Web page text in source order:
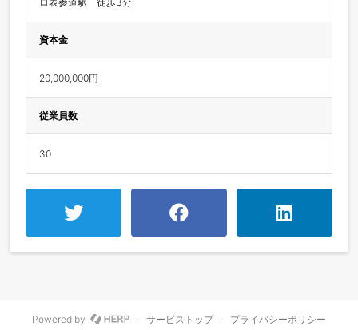
資本金
20,000,000円
従業員数
30
Powered by - サービストップ - プライバシーポリシー